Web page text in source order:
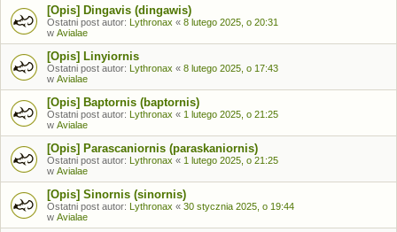
[Opis] Dingavis (dingawis)
Ostatni post autor: Lythronax « 8 lutego 2025, o 20:31
w Avialae
[Opis] Linyiornis
Ostatni post autor: Lythronax « 8 lutego 2025, o 17:43
w Avialae
[Opis] Baptornis (baptornis)
Ostatni post autor: Lythronax « 1 lutego 2025, o 21:25
w Avialae
[Opis] Parascaniornis (paraskaniornis)
Ostatni post autor: Lythronax « 1 lutego 2025, o 21:25
w Avialae
[Opis] Sinornis (sinornis)
Ostatni post autor: Lythronax « 30 stycznia 2025, o 19:44
w Avialae